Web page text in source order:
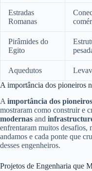
Estradas
Romanas
Pirâmides do
Egito
Aquedutos
A importância dos pioneiros
A importância dos
mostraram como construir e
modernas and
enfrentaram muitos desafios,
andamos e cada ponte que
desses engenheiros.
Projetos de Engenharia que